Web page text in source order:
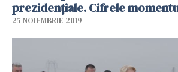
prezidențiale. Cifrele
25 NOIEMBRIE 2019